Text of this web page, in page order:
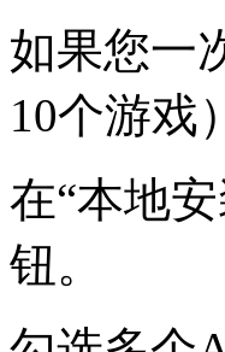
如果您一
10个游戏
在“本地
钮。